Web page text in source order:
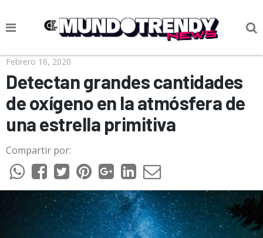
NOTICIAS
CULTURA POP
CIENCIA Y TECNOLOGÍA
VIDA
SOCIEDAD
CULTURIZANDO.COM
Febrero 16, 2020
Detectan grandes cantidades
de oxígeno en la atmósfera de
una estrella primitiva
Compartir por: